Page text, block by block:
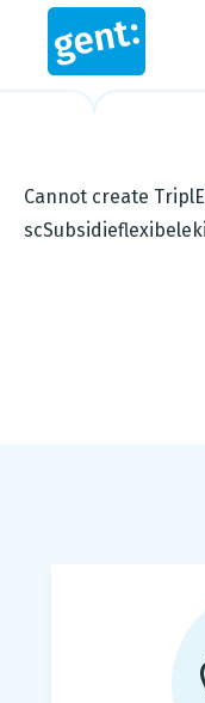
Cannot create